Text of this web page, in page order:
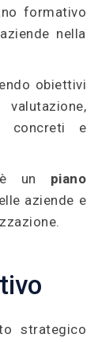
formativo
nella
obiettivi
concreti e
un piano
aziende e
strategico